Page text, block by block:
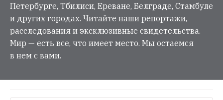
Петербурге, Тбилиси, Ереване, Белграде, Стамбуле
и других городах. Читайте наши репортажи,
расследования и эксклюзивные свидетельства.
Мир — есть все, что имеет место. Мы остаемся
в нем с вами.